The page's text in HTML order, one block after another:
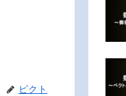
ピクト